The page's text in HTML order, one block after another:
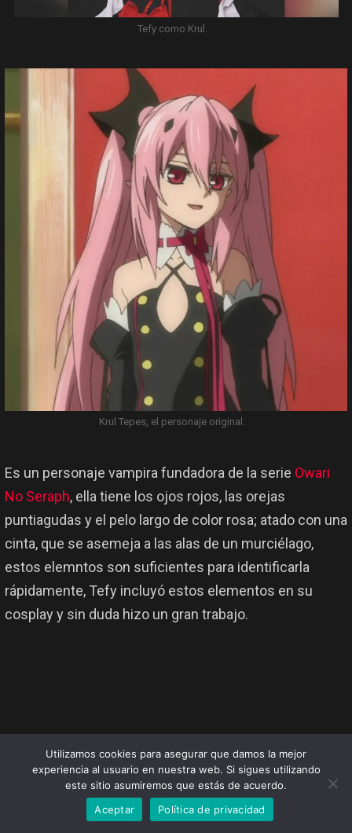
Tefy como Krul.
Krul Tepes, el personaje original.
Es un personaje vampira fundadora de la serie Owari
No Seraph, ella tiene los ojos rojos, las orejas
puntiagudas y el pelo largo de color rosa; atado con una
cinta, que se asemeja a las alas de un murciélago,
estos elemntos son suficientes para identificarla
rápidamente, Tefy incluyó estos elementos en su
cosplay y sin duda hizo un gran trabajo.
Utilizamos cookies para asegurar que damos la mejor
experiencia al usuario en nuestra web. Si sigues utilizando
este sitio asumiremos que estás de acuerdo.
Aceptar
Política de privacidad